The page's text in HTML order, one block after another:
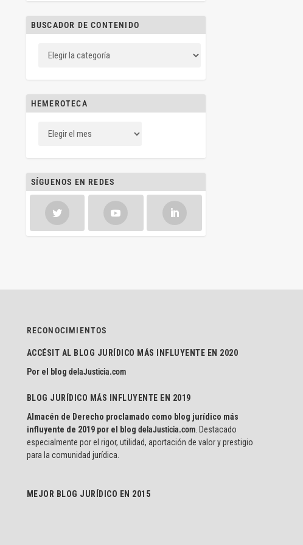
BUSCADOR DE CONTENIDO
HEMEROTECA
SÍGUENOS EN REDES
RECONOCIMIENTOS
ACCÉSIT AL BLOG JURÍDICO MÁS INFLUYENTE EN 2020
Por el blog delaJusticia.com
BLOG JURÍDICO MÁS INFLUYENTE EN 2019
Almacén de Derecho proclamado como blog jurídico más
influyente de 2019 por el blog delaJusticia.com. Destacado
especialmente por el rigor, utilidad, aportación de valor y prestigio
para la comunidad jurídica.
MEJOR BLOG JURÍDICO EN 2015